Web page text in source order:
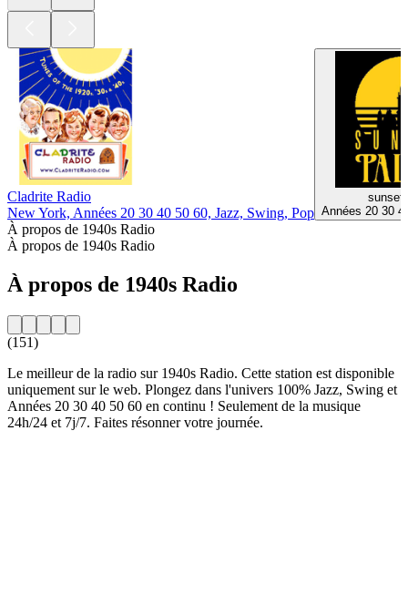
Cladrite Radio
New York, Années 20 30 40 50 60, Jazz, Swing, Pop Années 20 30
À propos de 1940s Radio
À propos de 1940s Radio
À propos de 1940s Radio
(151)
Le meilleur de la radio sur 1940s Radio. Cette station est disponible
uniquement sur le web. Plongez dans l'univers 100% Jazz, Swing et
Années 20 30 40 50 60 en continu ! Seulement de la musique
24h/24 et 7j/7. Faites résonner votre journée.